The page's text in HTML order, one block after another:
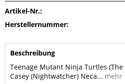
Artikel-Nr.:
Herstellernummer:
Beschreibung
Teenage Mutant Ninja Turtles (The
Casey (Nightwatcher) Neca... mehr